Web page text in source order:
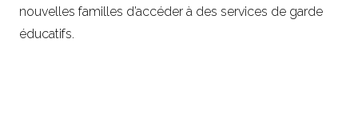
nouvelles familles d’accéder à des services de garde
éducatifs.